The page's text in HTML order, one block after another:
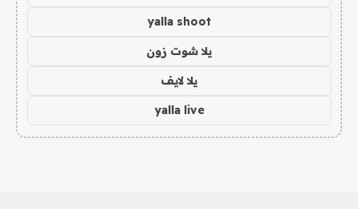
yalla shoot
يلا شوت زون
يلا لايف
yalla live